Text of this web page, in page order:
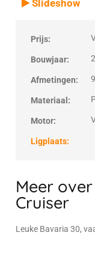
Verkocht
Slideshow
Prijs:
Bouwjaar:
Afmetingen:
Materiaal:
Motor:
Ligplaats:
Meer
Cruiser
Leuke Bavaria 30,